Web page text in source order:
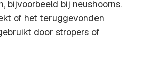
bijvoorbeeld bij neushoorns.
of het teruggevonden
door stropers of